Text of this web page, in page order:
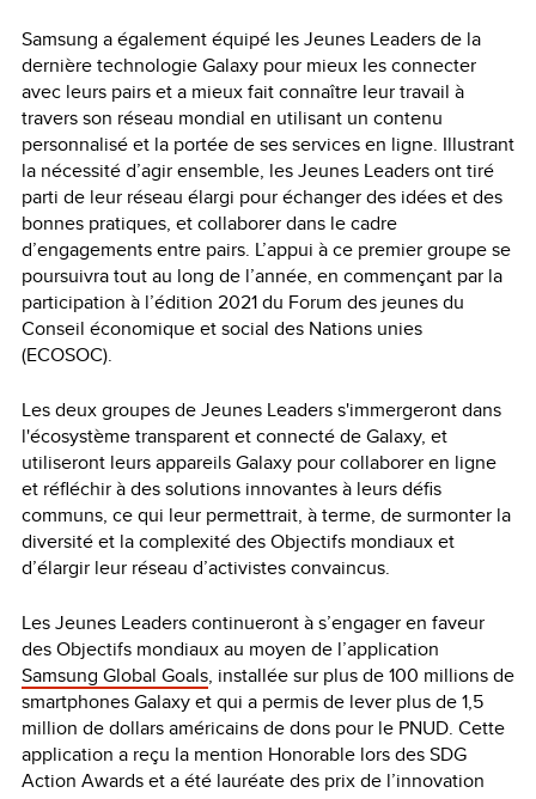
Samsung a également équipé les Jeunes Leaders de la
dernière technologie Galaxy pour mieux les connecter
avec leurs pairs et a mieux fait connaître leur travail à
travers son réseau mondial en utilisant un contenu
personnalisé et la portée de ses services en ligne. Illustrant
la nécessité d’agir ensemble, les Jeunes Leaders ont tiré
parti de leur réseau élargi pour échanger des idées et des
bonnes pratiques, et collaborer dans le cadre
d’engagements entre pairs. L’appui à ce premier groupe se
poursuivra tout au long de l’année, en commençant par la
participation à l’édition 2021 du Forum des jeunes du
Conseil économique et social des Nations unies
(ECOSOC).
Les deux groupes de Jeunes Leaders s'immergeront dans
l'écosystème transparent et connecté de Galaxy, et
utiliseront leurs appareils Galaxy pour collaborer en ligne
et réfléchir à des solutions innovantes à leurs défis
communs, ce qui leur permettrait, à terme, de surmonter la
diversité et la complexité des Objectifs mondiaux et
d’élargir leur réseau d’activistes convaincus.
Les Jeunes Leaders continueront à s’engager en faveur
des Objectifs mondiaux au moyen de l’application
Samsung Global Goals, installée sur plus de 100 millions de
smartphones Galaxy et qui a permis de lever plus de 1,5
million de dollars américains de dons pour le PNUD. Cette
application a reçu la mention Honorable lors des SDG
Action Awards et a été lauréate des prix de l’innovation